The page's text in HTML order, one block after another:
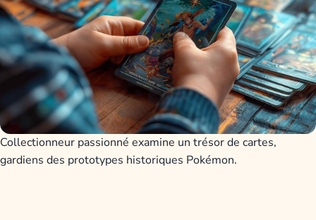
Collectionneur passionné examine un trésor de cartes,
gardiens des prototypes historiques Pokémon.